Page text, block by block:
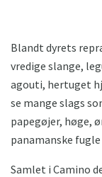
Blandt dyrets
vredige slange,
agouti, hertuget
se mange slags
papegøjer, høge,
panamanske
Samlet i Camino